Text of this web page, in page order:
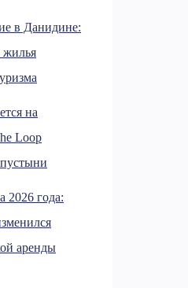
в Данидине:
жилья
на
Loop
2026 года:
аренды